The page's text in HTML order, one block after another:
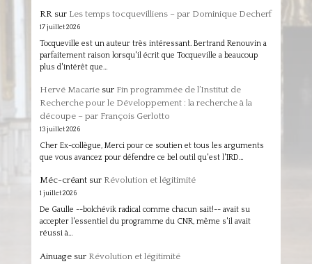
RRsur Les temps tocquevilliens – par Dominique Decherf
17 juillet 2026
Tocqueville est un auteur très intéressant. Bertrand Renouvin a
parfaitement raison lorsqu'il écrit que Tocqueville a beaucoup
plus d'intérêt que…
Hervé Macariesur Fin programmée de l’Institut de
Recherche pour le Développement : la recherche à la
découpe – par François Gerlotto
13 juillet 2026
Cher Ex-collègue, Merci pour ce soutien et tous les arguments
que vous avancez pour défendre ce bel outil qu'est l'IRD…
Méc-créantsur Révolution et légitimité
1 juillet 2026
De Gaulle --bolchévik radical comme chacun sait!-- avait su
accepter l'essentiel du programme du CNR, même s'il avait
réussi à…
Ainuagesur Révolution et légitimité